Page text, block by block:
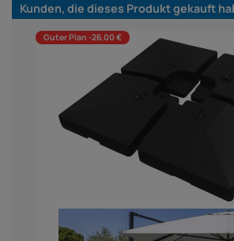
Kunden, die dieses Produkt gekauft
Guter Plan -26,00 €